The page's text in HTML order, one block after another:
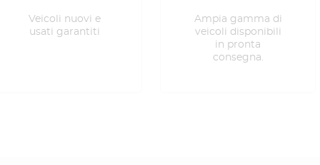
Veicoli nuovi e
usati garantiti
Ampia gamma di
veicoli disponibili
in pronta
consegna.